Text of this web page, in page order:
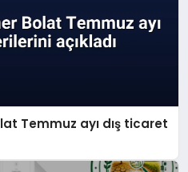
Temmuz ayı dış ticaret